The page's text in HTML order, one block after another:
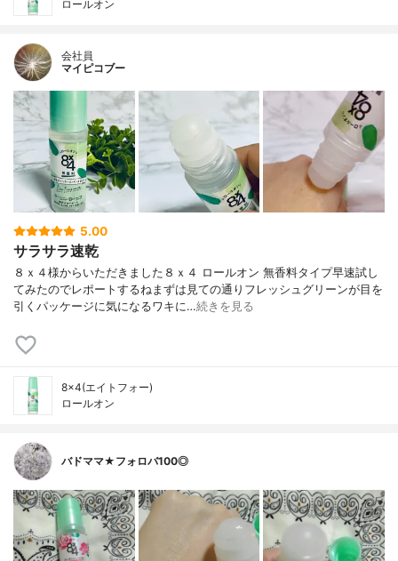
ロールオン
会社員
マイピコブー
5.00
サラサラ速乾
８ｘ４様からいただきました８ｘ４ ロールオン 無香料タイプ早速試し
てみたのでレポートするねまずは見ての通りフレッシュグリーンが目を
引くパッケージに気になるワキに…続きを見る
8×4(エイトフォー)
ロールオン
バドママ★フォロバ100◎